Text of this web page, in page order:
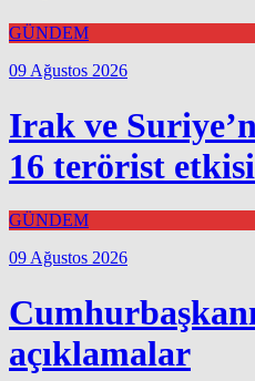
GÜNDEM
09 Ağustos 2026
Irak ve
16 terörist
GÜNDEM
09 Ağustos 2026
açıklamalar